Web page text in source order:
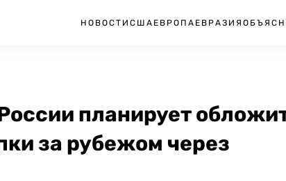
НОВОСТИ США ЕВРОПА ЕВРАЗИЯ
планирует
за рубежом через